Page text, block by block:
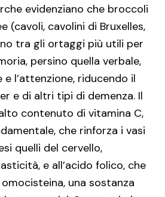
evidenziano che broccoli
(cavoli, cavolini di Bruxelles,
tra gli ortaggi più utili per
persino quella verbale,
l’attenzione, riducendo il
e di altri tipi di demenza. Il
contenuto di vitamina C,
che rinforza i vasi
quelli del cervello,
e all’acido folico, che
una sostanza